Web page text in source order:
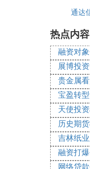
参考资
3. 在美
中芯国际
空、正保
带、中国
阿里巴巴
阿里巴巴
阿里巴巴
阿里巴巴
通达
热点内容
融资对
展博投
贵金属
宝盈转
天使投
历史期
吉林纸
融资打
网络贷